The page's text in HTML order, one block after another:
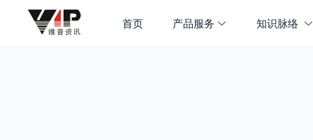
首页 产品服务 知识脉络